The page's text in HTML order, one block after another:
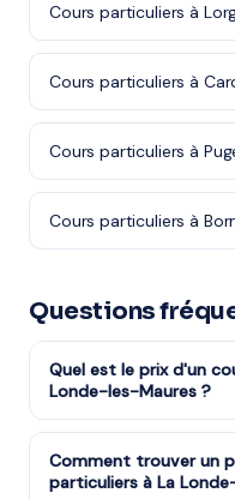
Cours particuliers à
Cours particuliers à
Cours particuliers à
Cours particuliers à
Questions
Quel est le prix d'un
Londe-les-Maures ?
Les tarifs dépendent
formule choisie. Notre
services à la personne
Comment trouver un
particuliers à La